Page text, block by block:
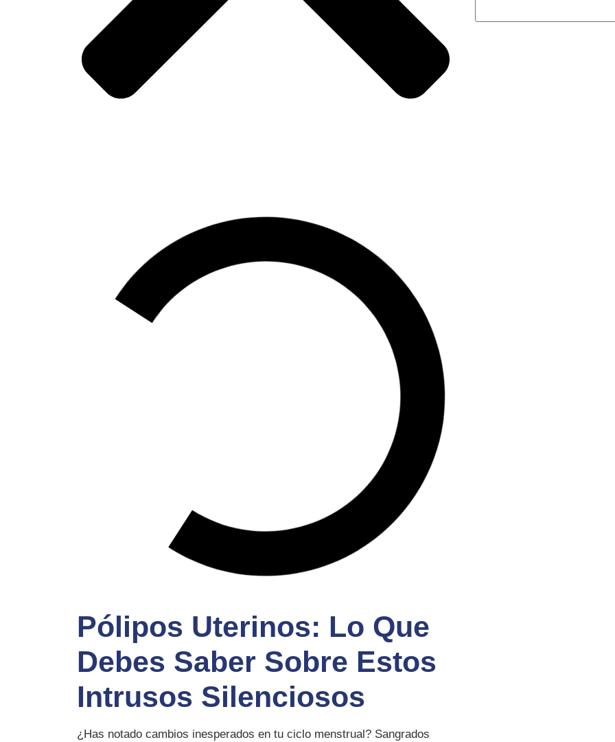
Pólipos Uterinos: Lo Que
Debes Saber Sobre Estos
Intrusos Silenciosos
¿Has notado cambios inesperados en tu ciclo menstrual? Sangrados